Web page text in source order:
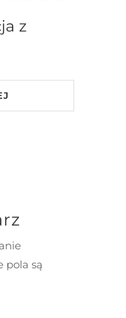
z
pola są